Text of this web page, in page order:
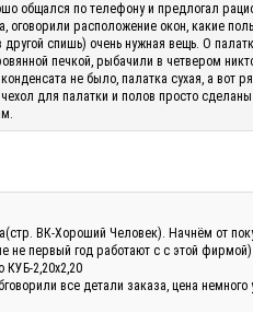
общался по телефону и предлогал
оговорили расположение окон, какие
спишь) очень нужная вещь. О
печкой, рыбачили в четвером
не было, палатка сухая, а вот
для палатки и полов просто
ВК-Хороший Человек). Начнём от
не первый год работают с с этой
КУБ-2,20х2,20
все детали заказа, цена немного